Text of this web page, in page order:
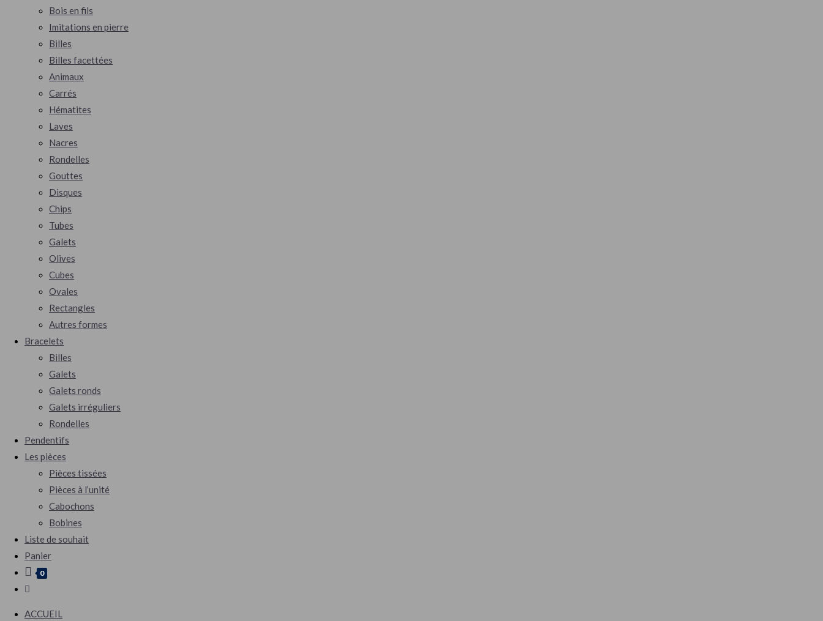
Bois en fils
Imitations en pierre
Billes
Billes facettées
Animaux
Carrés
Hématites
Laves
Nacres
Rondelles
Gouttes
Disques
Chips
Tubes
Galets
Olives
Cubes
Ovales
Rectangles
Autres formes
Bracelets
Billes
Galets
Galets ronds
Galets irréguliers
Rondelles
Pendentifs
Les pièces
Pièces tissées
Pièces à l’unité
Cabochons
Bobines
Liste de souhait
Panier
0
Toggle
ACCUEIL